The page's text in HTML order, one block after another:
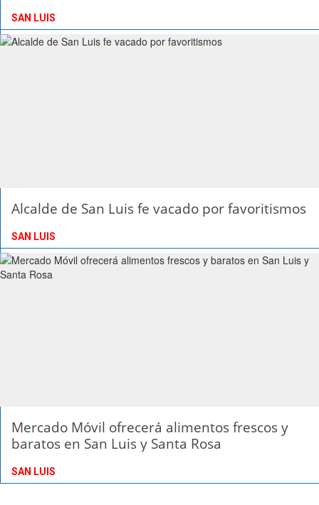
SAN LUIS
Alcalde de San Luis fe vacado por favoritismos
SAN LUIS
Mercado Móvil ofrecerá alimentos frescos y
baratos en San Luis y Santa Rosa
SAN LUIS